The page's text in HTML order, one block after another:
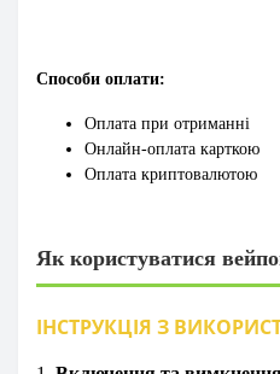
Способи оплати:
Оплата при отриманні
Онлайн-оплата карткою
Оплата криптовалютою
Як користуватися
ІНСТРУКЦІЯ З